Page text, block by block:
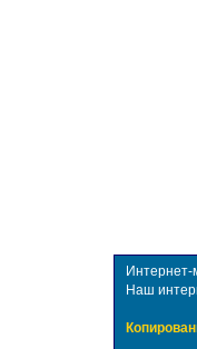
Интернет-
Наш